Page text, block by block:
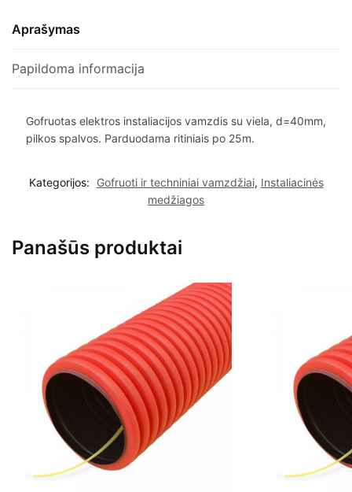
Aprašymas
Papildoma informacija
Gofruotas elektros instaliacijos vamzdis su viela, d=40mm,
pilkos spalvos. Parduodama ritiniais po 25m.
Kategorijos: Gofruoti ir techniniai vamzdžiai, Instaliacinės
medžiagos
Panašūs produktai